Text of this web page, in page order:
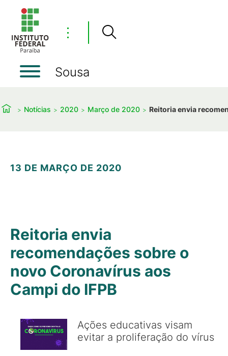
⋮
Sousa
Notícias 2020 Março de 2020 Reitoria envia
13 DE MARÇO DE 2020
Reitoria envia
recomendações sobre o
novo Coronavírus aos
Campi do IFPB
Ações educativas visam
evitar a proliferação do vírus